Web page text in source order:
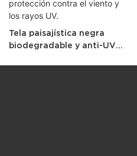
Tela paisajística negra
biodegradable y anti-UV